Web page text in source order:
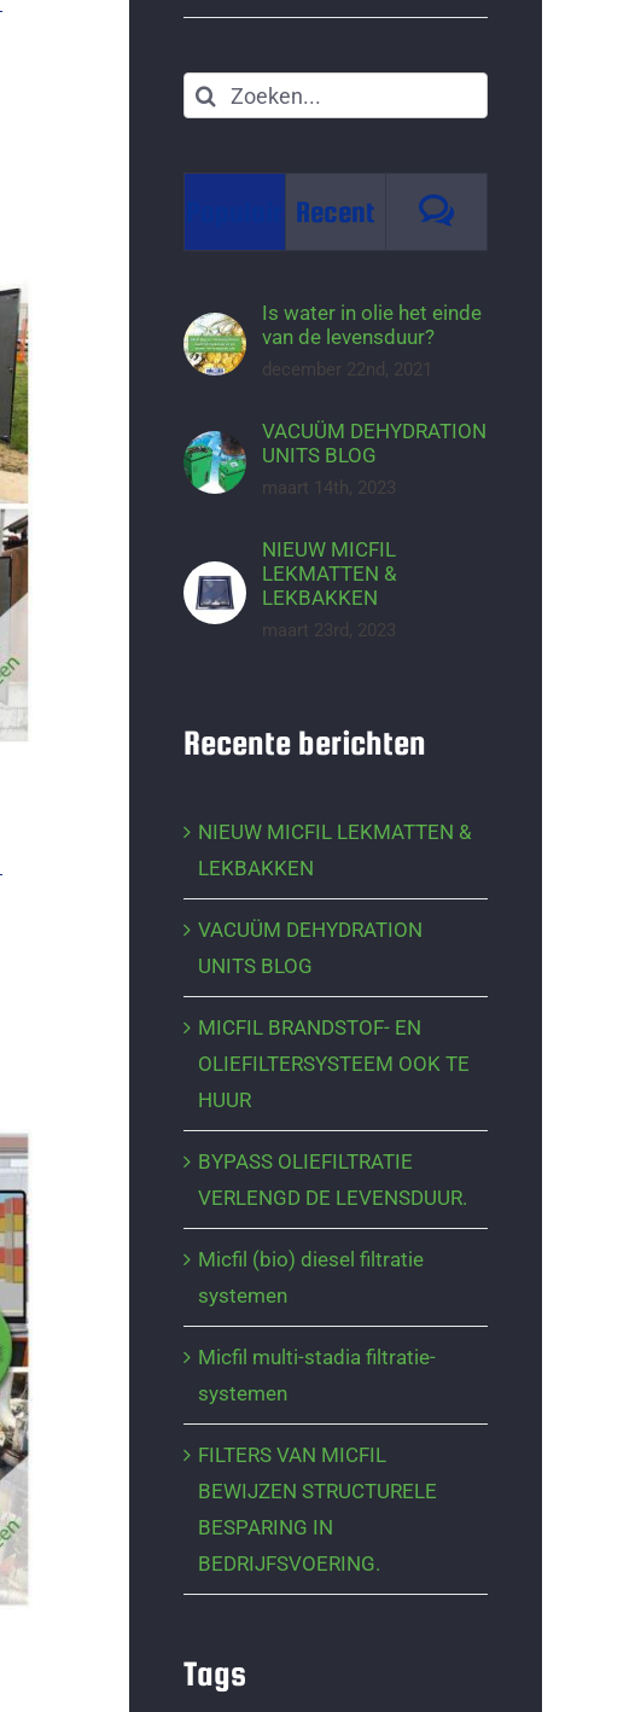
Zoeken
naar:
Recent Reacties
Is water in olie het einde
van de levensduur?
december 22nd, 2021
VACUÜM DEHYDRATION
UNITS BLOG
maart 14th, 2023
NIEUW MICFIL
LEKMATTEN &
LEKBAKKEN
maart 23rd, 2023
Recente berichten
NIEUW MICFIL LEKMATTEN &
LEKBAKKEN
VACUÜM DEHYDRATION
UNITS BLOG
MICFIL BRANDSTOF- EN
OLIEFILTERSYSTEEM OOK TE
HUUR
BYPASS OLIEFILTRATIE
VERLENGD DE LEVENSDUUR.
Micfil (bio) diesel filtratie
systemen
Micfil multi-stadia filtratie-
systemen
FILTERS VAN MICFIL
BEWIJZEN STRUCTURELE
BESPARING IN
BEDRIJFSVOERING.
Tags